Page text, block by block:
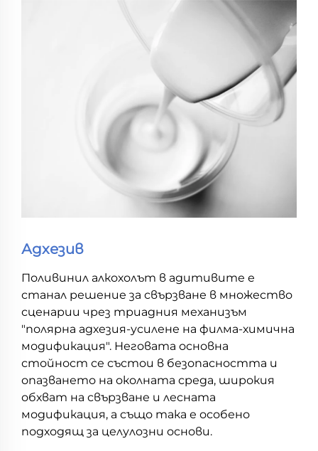
Адхезив
Поливинил алкохолът в адитивите е
станал решение за свързване в множество
сценарии чрез триадния механизъм
"полярна адхезия-усилене на филма-химична
модификация". Неговата основна
стойност се състои в безопасността и
опазването на околната среда, широкия
обхват на свързване и лесната
модификация, а също така е особено
подходящ за целулозни основи.